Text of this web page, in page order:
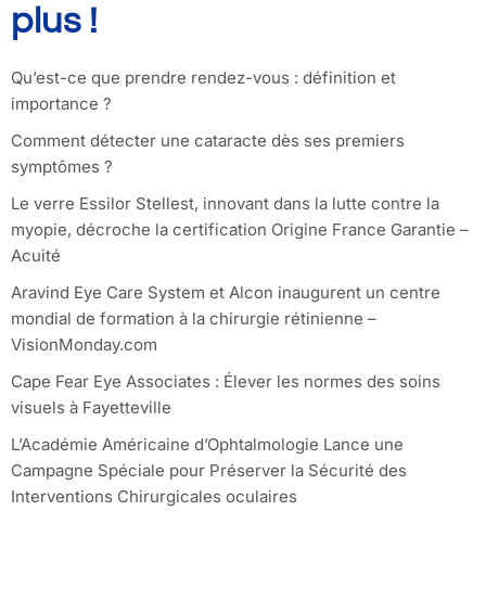
plus !
Qu’est-ce que prendre rendez-vous : définition et
importance ?
Comment détecter une cataracte dès ses premiers
symptômes ?
Le verre Essilor Stellest, innovant dans la lutte contre la
myopie, décroche la certification Origine France Garantie –
Acuité
Aravind Eye Care System et Alcon inaugurent un centre
mondial de formation à la chirurgie rétinienne –
VisionMonday.com
Cape Fear Eye Associates : Élever les normes des soins
visuels à Fayetteville
L’Académie Américaine d’Ophtalmologie Lance une
Campagne Spéciale pour Préserver la Sécurité des
Interventions Chirurgicales oculaires